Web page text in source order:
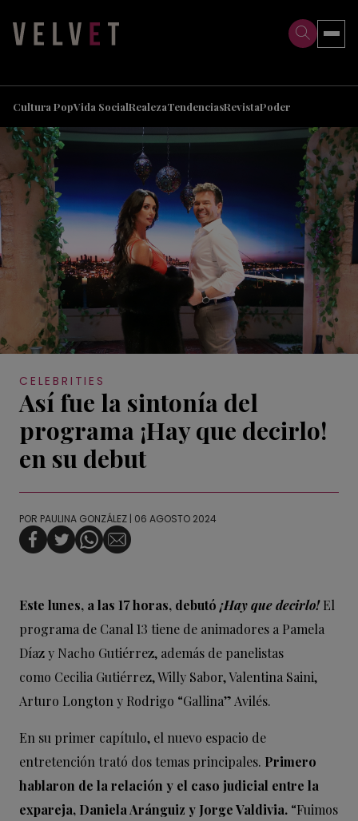
Cultura PopVida SocialRealezaTendenciasRevistaPoder
CELEBRITIES
Así fue la sintonía del
programa ¡Hay que decirlo!
en su debut
POR PAULINA GONZÁLEZ | 06 AGOSTO 2024
Este lunes, a las 17 horas, debutó ¡Hay que decirlo! El
programa de Canal 13 tiene de animadores a Pamela
Díaz y Nacho Gutiérrez, además de panelistas
como Cecilia Gutiérrez, Willy Sabor, Valentina Saini,
Arturo Longton y Rodrigo “Gallina” Avilés.
En su primer capítulo, el nuevo espacio de
entretención trató dos temas principales. Primero
hablaron de la relación y el caso judicial entre la
expareja, Daniela Aránguiz y Jorge Valdivia. “Fuimos